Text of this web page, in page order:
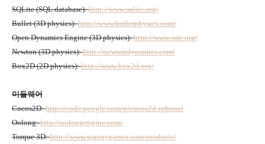
SQLite (SQL database):http://www.sqlite.org/
Bullet (3D physics):http://www.bulletphysics.com/
Open Dynamics Engine (3D physics):http://www.ode.org/
Newton (3D physics):http://newtondynamics.com/
Box2D (2D physics):http://www.box2d.org/
미들웨어
Cocos2D:http://code.google.com/p/cocos2d-iphone/
Oolong:http://oolongengine.com/
Torque 3D:http://www.garagegames.com/products/